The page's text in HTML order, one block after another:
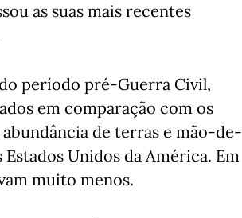
as suas mais recentes
período pré-Guerra Civil,
em comparação com os
de terras e mão-de-
Unidos da América. Em
muito menos.